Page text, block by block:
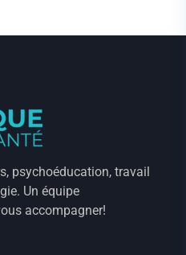
psychoéducation, travail
Un équipe
accompagner!